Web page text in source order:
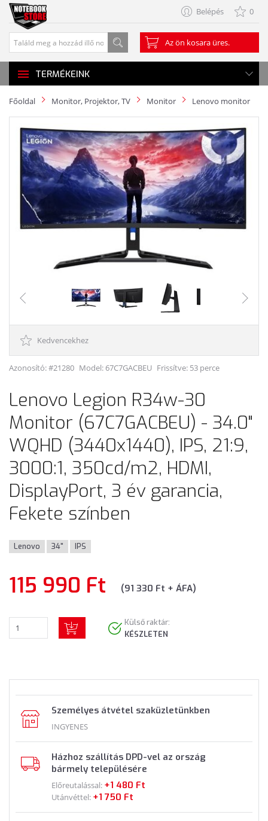
Belépés 0
Az ön kosara üres.
TERMÉKEINK
Főoldal Monitor, Projektor, TV Monitor Lenovo monitor
Kedvencekhez
Azonosító: #21280 Model:67C7GACBEU Frissítve: 53 perce
Lenovo Legion R34w-30
Monitor (67C7GACBEU) - 34.0"
WQHD (3440x1440), IPS, 21:9,
3000:1, 350cd/m2, HDMI,
DisplayPort, 3 év garancia,
Fekete színben
Lenovo 34" IPS
115 990 Ft (91 330 Ft + ÁFA)
Külső raktár:
KÉSZLETEN
Személyes átvétel szaküzletünkben
INGYENES
Házhoz szállítás DPD-vel az ország
bármely településére
Előreutalással: +1 480 Ft
Utánvéttel: +1 750 Ft